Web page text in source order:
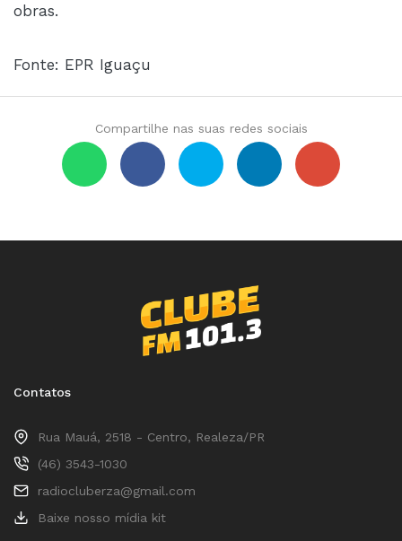
obras.
Fonte: EPR Iguaçu
Compartilhe nas suas redes sociais
Contatos
Rua Mauá, 2518 - Centro, Realeza/PR
(46) 3543-1030
radiocluberza@gmail.com
Baixe nosso mídia kit